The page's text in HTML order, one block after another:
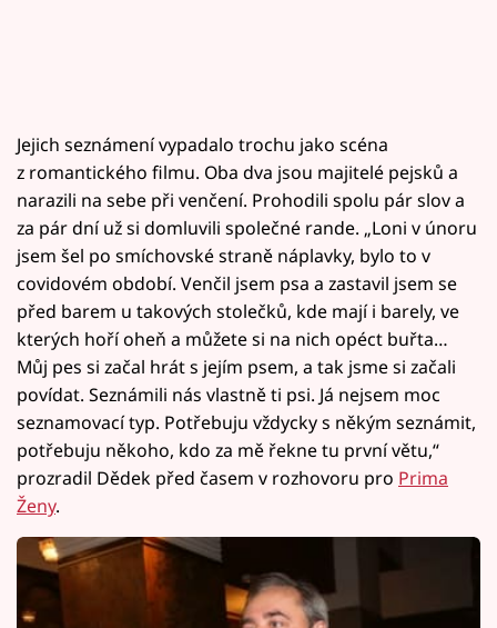
Jejich seznámení vypadalo trochu jako scéna
z romantického filmu. Oba dva jsou majitelé pejsků a
narazili na sebe při venčení. Prohodili spolu pár slov a
za pár dní už si domluvili společné rande. „Loni v únoru
jsem šel po smíchovské straně náplavky, bylo to v
covidovém období. Venčil jsem psa a zastavil jsem se
před barem u takových stolečků, kde mají i barely, ve
kterých hoří oheň a můžete si na nich opéct buřta…
Můj pes si začal hrát s jejím psem, a tak jsme si začali
povídat. Seznámili nás vlastně ti psi. Já nejsem moc
seznamovací typ. Potřebuju vždycky s někým seznámit,
potřebuju někoho, kdo za mě řekne tu první větu,“
prozradil Dědek před časem v rozhovoru pro Prima
Ženy.